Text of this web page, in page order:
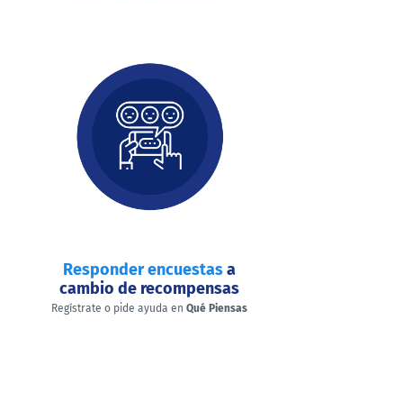
Responder encuestasa
cambio de recompensas
Regístrate o pide ayuda en Qué Piensas